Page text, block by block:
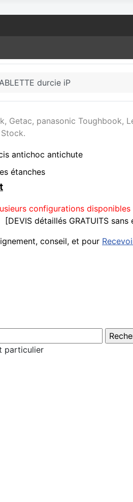
durcie iP
Getac, panasonic Toughbook,
antichoc antichute
étanches
configurations disponibles
[DEVIS détaillés GRATUITS sans
conseil, et pour
particulier